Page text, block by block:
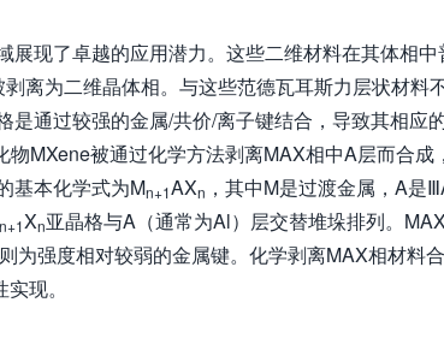
现了卓越的应用潜力。这些二维材料在其体相中
离为二维晶体相。与这些范德瓦耳斯力层状材料
通过较强的金属/共价/离子键结合，导致其相应
MXene被通过化学方法剥离MAX相中A层而合成
基本化学式为Mn+1AXn ，其中M是过渡金属，A是
n+1Xn亚晶格与A（通常为Al）层交替堆垛排列。
为强度相对较弱的金属键。化学剥离MAX相材料
现。